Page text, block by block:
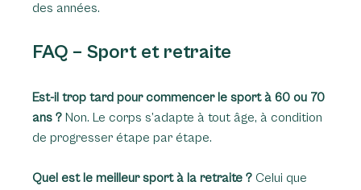
des années.
FAQ – Sport et retraite
Est-il trop tard pour commencer le sport à 60 ou 70
ans ? Non. Le corps s’adapte à tout âge, à condition
de progresser étape par étape.
Quel est le meilleur sport à la retraite ? Celui que